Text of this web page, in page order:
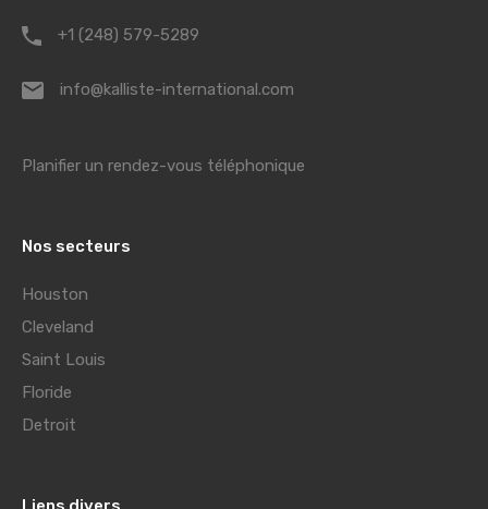
+1 (248) 579-5289
info@kalliste-international.com
Planifier un rendez-vous téléphonique
Nos secteurs
Houston
Cleveland
Saint Louis
Floride
Detroit